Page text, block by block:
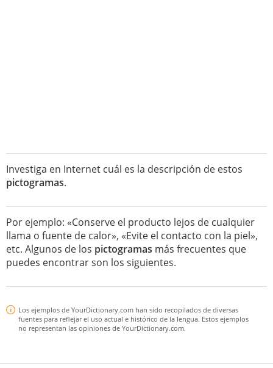
Investiga en Internet cuál es la descripción de estos
pictogramas.
Por ejemplo: «Conserve el producto lejos de cualquier
llama o fuente de calor», «Evite el contacto con la piel»,
etc. Algunos de los pictogramas más frecuentes que
puedes encontrar son los siguientes.
Los ejemplos de YourDictionary.com han sido recopilados de diversas
fuentes para reflejar el uso actual e histórico de la lengua. Estos ejemplos
no representan las opiniones de YourDictionary.com.